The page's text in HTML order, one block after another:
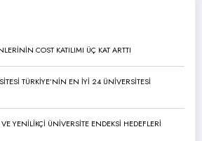
COST KATILIMI ÜÇ KAT ARTTI
TÜRKİYE’NİN EN İYİ 24 ÜNİVERSİTESİ
YENİLİKÇİ ÜNİVERSİTE ENDEKSİ HEDEFLERİ